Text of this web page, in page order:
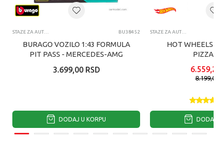
STAZE ZA AUTIĆE BU38452
BURAGO VOZILO 1:43 FORMULA
PIT PASS - MERCEDES-AMG
3.699,00 RSD
DODAJ U KORPU
STAZE ZA AUTIĆE
HOT WHEELS
PIZZA
6.559,20
8.199,00
DODAJ